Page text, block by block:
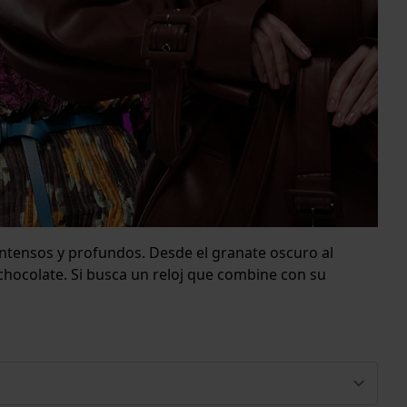
y profundos. Desde el granate oscuro al
Si busca un reloj que combine con su